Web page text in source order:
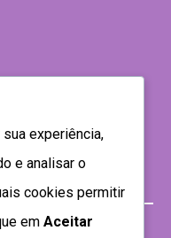
experiência,
e analisar o
cookies permitir
em Aceitar